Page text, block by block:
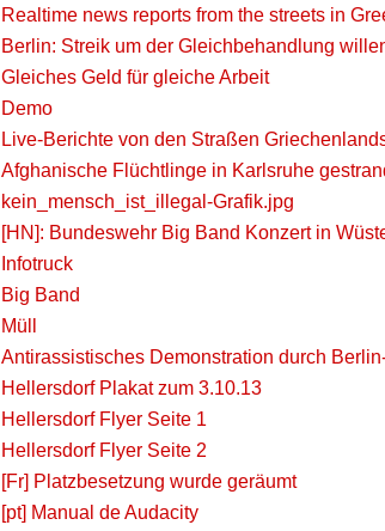
Realtime news reports from the streets in
Berlin: Streik um der Gleichbehandlung
Gleiches Geld für gleiche Arbeit
Demo
Live-Berichte von den Straßen
Afghanische Flüchtlinge in Karlsruhe
kein_mensch_ist_illegal-Grafik.jpg
[HN]: Bundeswehr Big Band Konzert in
Infotruck
Big Band
Müll
Antirassistisches Demonstration durch
Hellersdorf Plakat zum 3.10.13
Hellersdorf Flyer Seite 1
Hellersdorf Flyer Seite 2
[Fr] Platzbesetzung wurde geräumt
[pt] Manual de Audacity